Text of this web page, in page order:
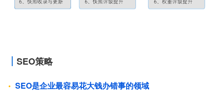
SEO策略
SEO是企业最容易花大钱办错事的领域